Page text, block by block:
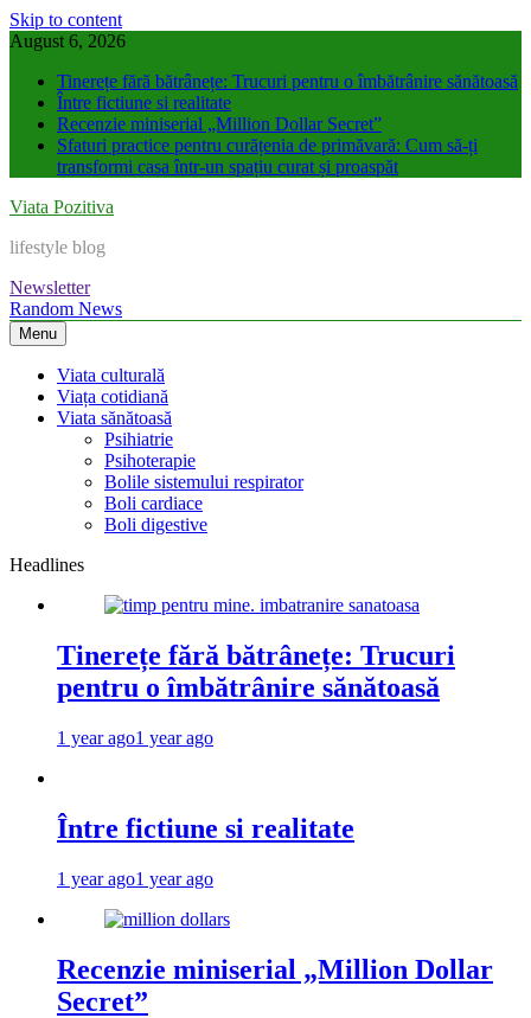
Skip to content
August 6, 2026
Tinerețe fără bătrânețe: Trucuri pentru o îmbătrânire sănătoasă
Între fictiune si realitate
Recenzie miniserial „Million Dollar Secret”
Sfaturi practice pentru curățenia de primăvară: Cum să-ți
transformi casa într-un spațiu curat și proaspăt
Viata Pozitiva
lifestyle blog
Newsletter
Random News
Menu
Viata culturală
Viața cotidiană
Viata sănătoasă
Psihiatrie
Psihoterapie
Bolile sistemului respirator
Boli cardiace
Boli digestive
Headlines
Tinerețe fără bătrânețe: Trucuri
pentru o îmbătrânire sănătoasă
1 year ago1 year ago
Între fictiune si realitate
1 year ago1 year ago
Recenzie miniserial „Million Dollar
Secret”